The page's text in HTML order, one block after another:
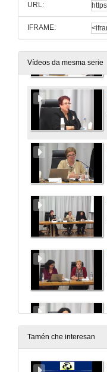
URL:
IFRAME:
Vídeos da mesma serie
Tamén che interesan